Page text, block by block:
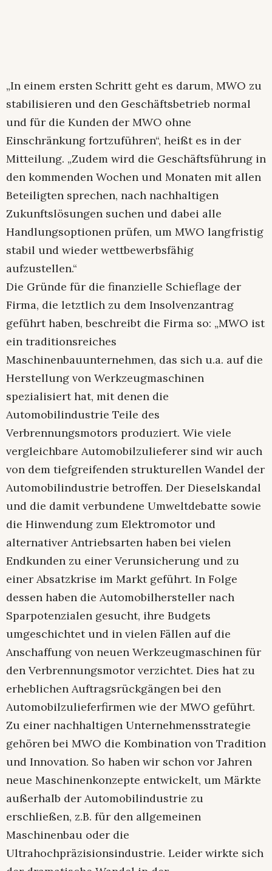
„In einem ersten Schritt geht es darum, MWO zu
stabilisieren und den Geschäftsbetrieb normal
und für die Kunden der MWO ohne
Einschränkung fortzuführen“, heißt es in der
Mitteilung. „Zudem wird die Geschäftsführung in
den kommenden Wochen und Monaten mit allen
Beteiligten sprechen, nach nachhaltigen
Zukunftslösungen suchen und dabei alle
Handlungsoptionen prüfen, um MWO langfristig
stabil und wieder wettbewerbsfähig
aufzustellen.“
Die Gründe für die finanzielle Schieflage der
Firma, die letztlich zu dem Insolvenzantrag
geführt haben, beschreibt die Firma so: „MWO ist
ein traditionsreiches
Maschinenbauunternehmen, das sich u.a. auf die
Herstellung von Werkzeugmaschinen
spezialisiert hat, mit denen die
Automobilindustrie Teile des
Verbrennungsmotors produziert. Wie viele
vergleichbare Automobilzulieferer sind wir auch
von dem tiefgreifenden strukturellen Wandel der
Automobilindustrie betroffen. Der Dieselskandal
und die damit verbundene Umweltdebatte sowie
die Hinwendung zum Elektromotor und
alternativer Antriebsarten haben bei vielen
Endkunden zu einer Verunsicherung und zu
einer Absatzkrise im Markt geführt. In Folge
dessen haben die Automobilhersteller nach
Sparpotenzialen gesucht, ihre Budgets
umgeschichtet und in vielen Fällen auf die
Anschaffung von neuen Werkzeugmaschinen für
den Verbrennungsmotor verzichtet. Dies hat zu
erheblichen Auftragsrückgängen bei den
Automobilzulieferfirmen wie der MWO geführt.
Zu einer nachhaltigen Unternehmensstrategie
gehören bei MWO die Kombination von Tradition
und Innovation. So haben wir schon vor Jahren
neue Maschinenkonzepte entwickelt, um Märkte
außerhalb der Automobilindustrie zu
erschließen, z.B. für den allgemeinen
Maschinenbau oder die
Ultrahochpräzisionsindustrie. Leider wirkte sich